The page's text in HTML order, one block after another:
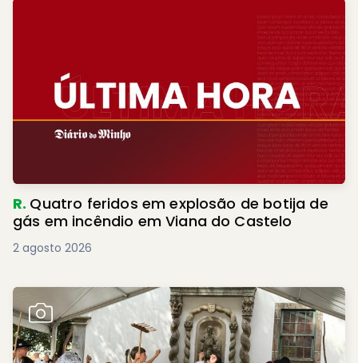
R. Quatro feridos em explosão de botija de
gás em incêndio em Viana do Castelo
2 agosto 2026